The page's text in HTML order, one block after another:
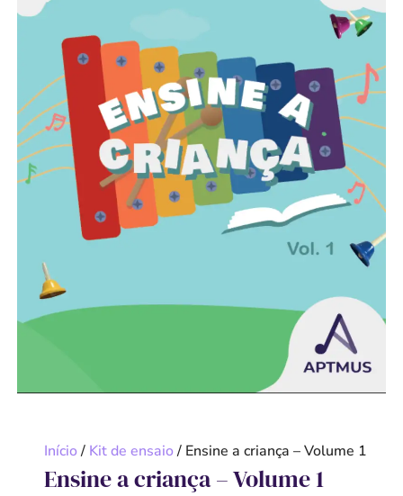
Início/ Kit de ensaio/ Ensine a criança – Volume 1
Ensine a criança – Volume 1